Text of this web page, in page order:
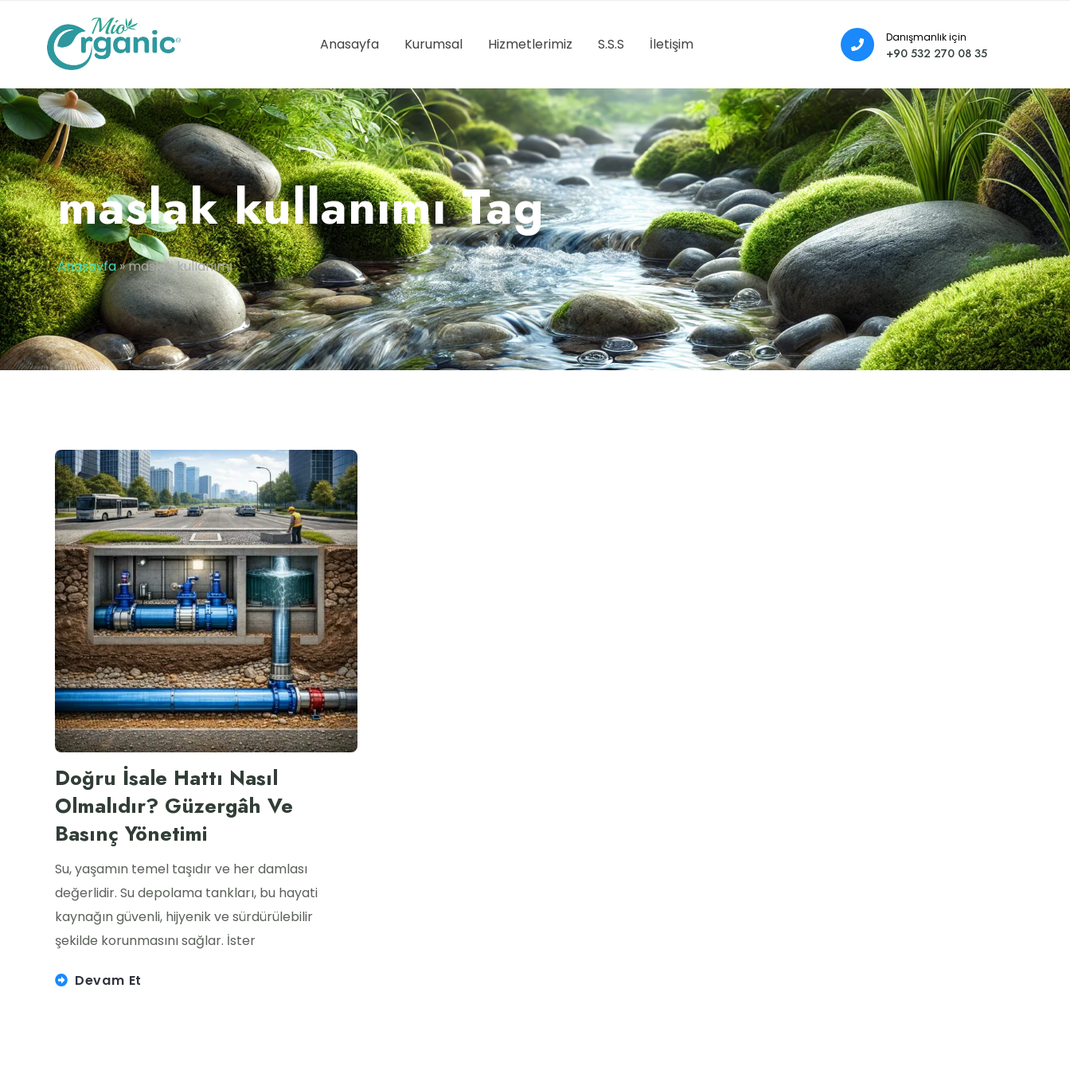
Anasayfa Kurumsal Hizmetlerimiz S.S.S İletişim Danışmanlık için
+90 532 270 08 35
maslak kullanımı Tag
Anasayfa»maslak kullanımı
Doğru İsale Hattı Nasıl
Olmalıdır? Güzergâh Ve
Basınç Yönetimi
Su, yaşamın temel taşıdır ve her damlası
değerlidir. Su depolama tankları, bu hayati
kaynağın güvenli, hijyenik ve sürdürülebilir
şekilde korunmasını sağlar. İster
Devam Et